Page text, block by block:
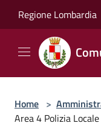
Regione Lombardia
Home >
Area 4 Polizia Locale